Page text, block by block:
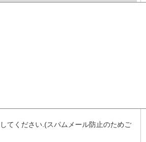
てください.(スパムメール防止のためご